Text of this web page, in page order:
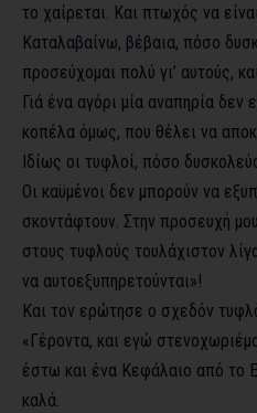
το χαίρεται. Και πτωχός να
Καταλαβαίνω, βέβαια, πόσο
προσεύχομαι πολύ γι’ αυτούς,
Γιά ένα αγόρι μία αναπηρία δεν
κοπέλα όμως, που θέλει να
Ιδίως οι τυφλοί, πόσο
Οι καϋμένοι δεν μπορούν να
σκοντάφτουν. Στην προσευχή
στους τυφλούς τουλάχιστον
να αυτοεξυπηρετούνται»!
Και τον ερώτησε ο σχεδόν
«Γέροντα, και εγώ
έστω και ένα Κεφάλαιο από το
καλά.